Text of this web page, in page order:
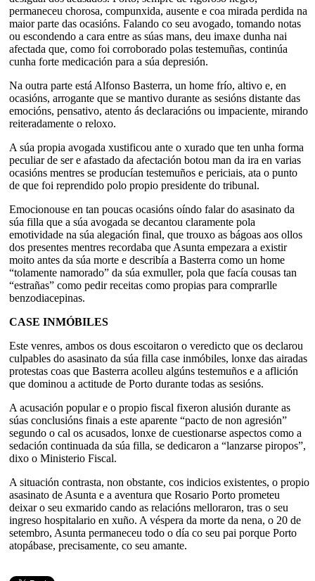
permaneceu chorosa, compunxida, ausente e coa mirada perdida na
maior parte das ocasións. Falando co seu avogado, tomando notas
ou escondendo a cara entre as súas mans, deu imaxe dunha nai
afectada que, como foi corroborado polas testemuñas, continúa
cunha forte medicación para a súa depresión.
Na outra parte está Alfonso Basterra, un home frío, altivo e, en
ocasións, arrogante que se mantivo durante as sesións distante das
emocións, pensativo, atento ás declaracións ou impaciente, mirando
reiteradamente o reloxo.
A súa propia avogada xustificou ante o xurado que ten unha forma
peculiar de ser e afastado da afectación botou man da ira en varias
ocasións mentres se producían testemuños e periciais, ata o punto
de que foi reprendido polo propio presidente do tribunal.
Emocionouse en tan poucas ocasións oíndo falar do asasinato da
súa filla que a súa avogada se decantou claramente pola
emotividade na súa alegación final, que trouxo as bágoas aos ollos
dos presentes mentres recordaba que Asunta empezara a existir
moito antes da súa morte e describía a Basterra como un home
“tolamente namorado” da súa exmuller, pola que facía cousas tan
“estrañas” como pedir receitas como propias para comprarlle
benzodiacepinas.
CASE INMÓBILES
Este venres, ambos os dous escoitaron o veredicto que os declarou
culpables do asasinato da súa filla case inmóbiles, lonxe das airadas
protestas coas que Basterra acolleu algúns testemuños e a aflición
que dominou a actitude de Porto durante todas as sesións.
A acusación popular e o propio fiscal fixeron alusión durante as
súas conclusións finais a este aparente “pacto de non agresión”
segundo o cal os acusados, lonxe de cuestionarse aspectos como a
sedación continuada da súa filla, se dedicaron a “lanzarse piropos”,
dixo o Ministerio Fiscal.
A situación contrasta, non obstante, cos indicios existentes, o propio
asasinato de Asunta e a aventura que Rosario Porto prometeu
deixar o seu exmarido cando as relacións melloraron, tras o seu
ingreso hospitalario en xuño. A véspera da morte da nena, o 20 de
setembro, Asunta permaneceu todo o día co seu pai porque Porto
atopábase, precisamente, co seu amante.